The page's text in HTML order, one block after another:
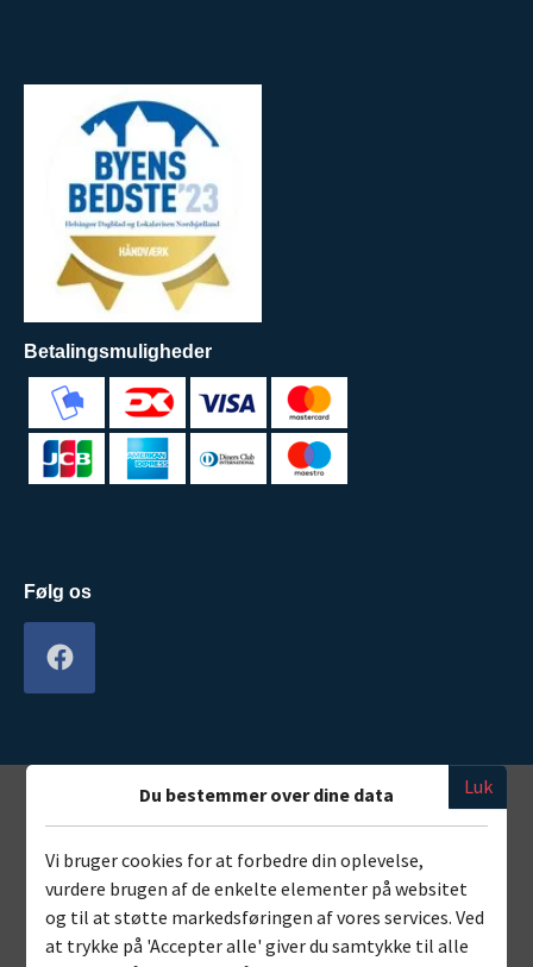
Betalingsmuligheder
Følg os
Luk
Du bestemmer over dine data
Vi bruger cookies for at forbedre din oplevelse,
vurdere brugen af de enkelte elementer på websitet
og til at støtte markedsføringen af vores services. Ved
at trykke på 'Accepter alle' giver du samtykke til alle